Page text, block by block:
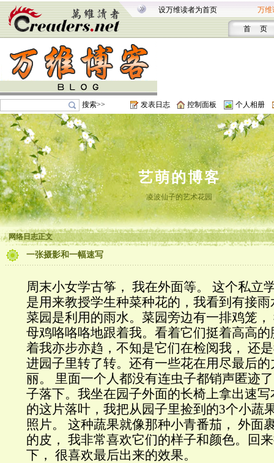
设万维读者为首页 万维
首 页
搜索>> 发表日志 控制面板 个人相册
艺萌的博客
凌波仙子的艺术花园
网络日志正文
一张摄影和一幅速写
周末小女学古筝， 我在外面等。 这个私立
是用来教授学生种菜种花的，我看到有接
菜园是利用的雨水。菜园旁边有一排鸡笼
母鸡咯咯咯地跟着我。看着它们挺着高高
着我亦步亦趋，不知是它们在检阅我， 还
进园子里转了转。还有一些花在用尽最后
丽。 里面一个人都没有连虫子都销声匿迹
子落下。我坐在园子外面的长椅上拿出速
的这片落叶，我把从园子里捡到的3个小蔬
照片。 这种蔬果就像那种小青番茄， 外面
的皮， 我非常喜欢它们的样子和颜色。回
下， 很喜欢最后出来的效果。